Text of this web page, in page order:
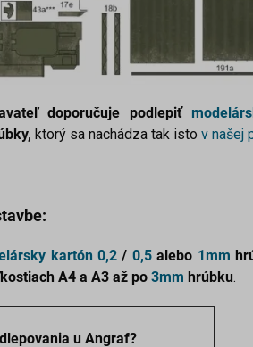
doporučuje podlepiť
ktorý sa nachádza tak isto v našej
kartón 0,2 / 0,5alebo 1mm
A4 a A3 až po 3mm hrúbku.
u Angraf?